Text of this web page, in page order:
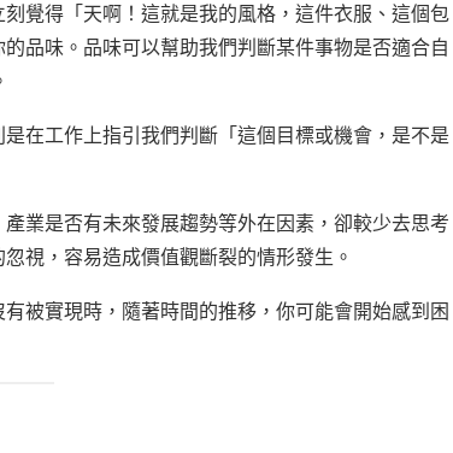
覺得「天啊！這就是我的風格，這件衣服、這個包
品味。品味可以幫助我們判斷某件事物是否適合自
在工作上指引我們判斷「這個目標或機會，是不是
業是否有未來發展趨勢等外在因素，卻較少去思考
忽視，容易造成價值觀斷裂的情形發生。
被實現時，隨著時間的推移，你可能會開始感到困